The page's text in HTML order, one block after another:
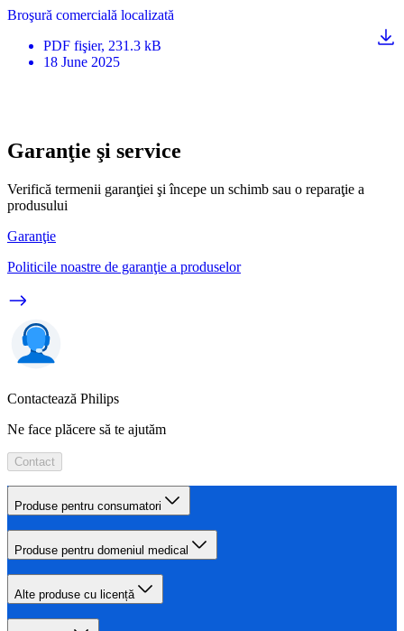
Broşură comercială localizată
PDF fişier, 231.3 kB
18 June 2025
Garanţie şi service
Verifică termenii garanţiei şi începe un schimb sau o reparaţie a
produsului
Garanţie
Politicile noastre de garanţie a produselor
Contactează Philips
Ne face plăcere să te ajutăm
Contact
Produse pentru consumatori
Produse pentru domeniul medical
Alte produse cu licență